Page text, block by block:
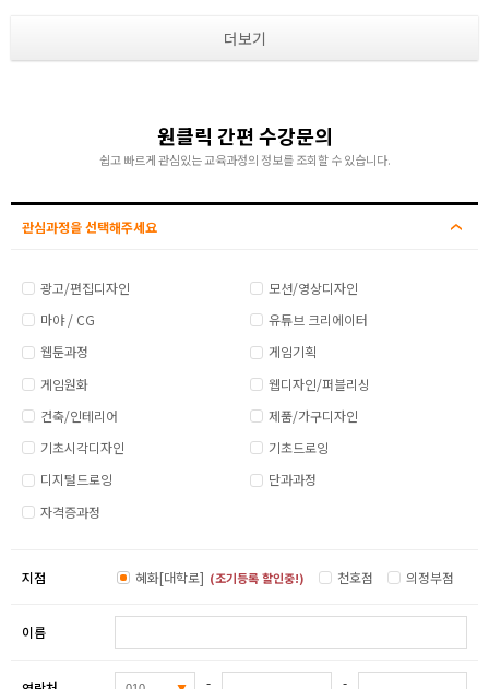
더보기
원클릭 간편 수강문의
쉽고 빠르게 관심있는 교육과정의 정보를 조회할 수 있습니다.
관심과정을 선택해주세요
광고/편집디자인
모션/영상디자인
마야 / CG
유튜브 크리에이터
웹툰과정
게임기획
게임원화
웹디자인/퍼블리싱
건축/인테리어
제품/가구디자인
기초시각디자인
기초드로잉
디지털드로잉
단과과정
자격증과정
지점 혜화[대학로] (조기등록 할인중!) 천호점 의정부점
이름
- -